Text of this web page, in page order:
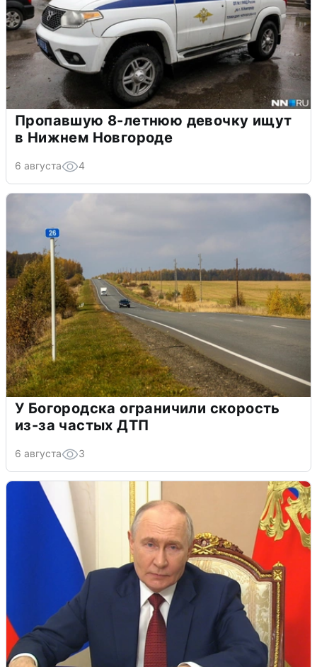
Пропавшую 8-летнюю девочку ищут
в Нижнем Новгороде
6 августа 4
У Богородска ограничили скорость
из-за частых ДТП
6 августа 3